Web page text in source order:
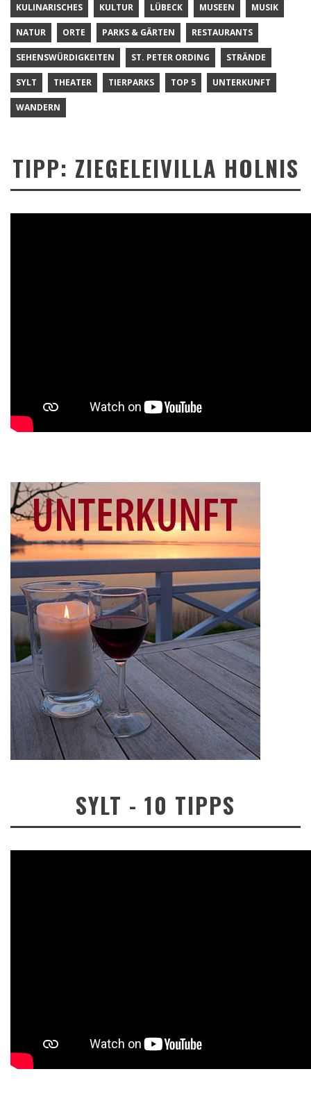
KULINARISCHES KULTUR LÜBECK MUSEEN MUSIK
NATUR ORTE PARKS & GÄRTEN RESTAURANTS
SEHENSWÜRDIGKEITEN ST. PETER ORDING STRÄNDE
SYLT THEATER TIERPARKS TOP 5 UNTERKUNFT
WANDERN
TIPP: ZIEGELEIVILLA HOLNIS
SYLT - 10 TIPPS